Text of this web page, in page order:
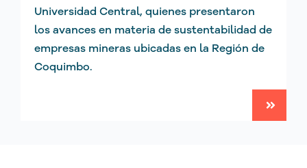
Universidad Central, quienes presentaron
los avances en materia de sustentabilidad de
empresas mineras ubicadas en la Región de
Coquimbo.